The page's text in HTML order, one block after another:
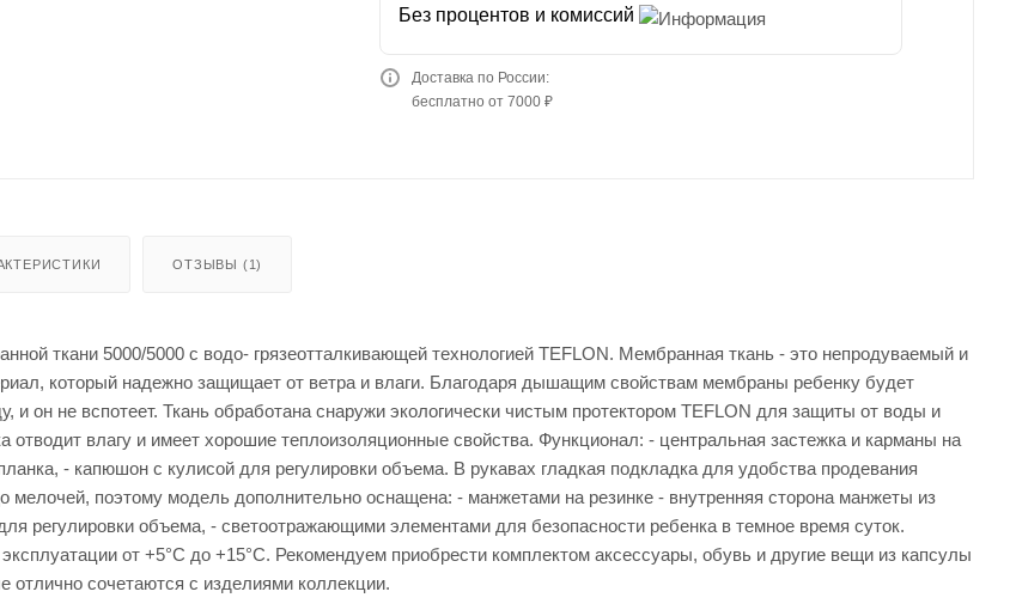
Без процентов и комиссий
Доставка по России:
бесплатно от 7000 ₽
ОТЗЫВЫ (1)
ткани 5000/5000 с водо- грязеотталкивающей технологией TEFLON. Мембранная ткань - это непродуваемый и
который надежно защищает от ветра и влаги. Благодаря дышащим свойствам мембраны ребенку будет
и он не вспотеет. Ткань обработана снаружи экологически чистым протектором TEFLON для защиты от воды и
отводит влагу и имеет хорошие теплоизоляционные свойства. Функционал: - центральная застежка и карманы на
- капюшон с кулисой для регулировки объема. В рукавах гладкая подкладка для удобства продевания
поэтому модель дополнительно оснащена: - манжетами на резинке - внутренняя сторона манжеты из
регулировки объема, - светоотражающими элементами для безопасности ребенка в темное время суток.
от +5°С до +15°С. Рекомендуем приобрести комплектом аксессуары, обувь и другие вещи из капсулы
отлично сочетаются с изделиями коллекции.